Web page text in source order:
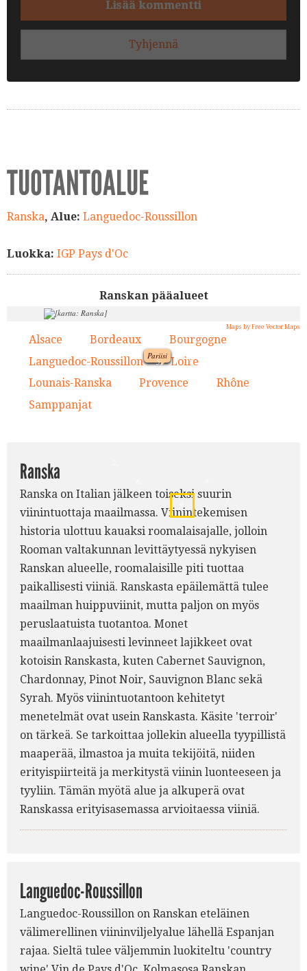
Lisää kommentti
Tyhjennä
TUOTANTOALUE
Ranska, Alue: Languedoc-Roussillon
Luokka: IGP Pays d'Oc
Ranskan pääalueet
Pariisi
1.
7.
9.
Maps by Free Vector Maps
Alsace Bordeaux Bourgogne
Languedoc-Roussillon 5. Loire
Lounais-Ranska Provence Rhône
Samppanjat
Ranska
Ranska on Italian jälkeen toiseksi suurin
viinintuottaja maailmassa. Viinintekemisen
historia ulottuu kauaksi roomalaisajalle, jolloin
Rooman valtakunnan levittäytyessä nykyisen
Ranskan alueelle, roomalaisille piti tuottaa
paikallisesti viiniä. Ranskasta epäilemättä tulee
maailman huippuviinit, mutta paljon on myös
peruslaatuista tuotantoa. Monet
maailmanlaajuisesti levinneet lajikkeet ovat
kotoisin Ranskasta, kuten Cabernet Sauvignon,
Chardonnay, Pinot Noir, Sauvignon Blanc sekä
Syrah. Myös viinintuotantoon kehitetyt
menetelmät ovat usein Ranskasta. Käsite 'terroir'
on tärkeä. Se tarkoittaa jollekin alueella tyypillistä
maaperää, ilmastoa ja muita tekijöitä, niiden
erityispiirteitä ja merkitystä viinin luonteeseen ja
tyyliin. Tämän myötä alue ja alkuperä ovat
Ranskassa erityisasemassa arvioitaessa viiniä.
Languedoc-Roussillon
Languedoc-Roussillon on Ranskan eteläinen
välimerellinen viininviljelyalue lähellä Espanjan
rajaa. Sieltä tulee väljemmin luokiteltu 'country